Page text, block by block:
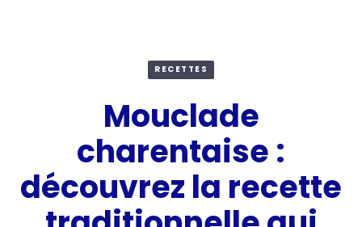
RECETTES
Mouclade
charentaise :
découvrez la recette